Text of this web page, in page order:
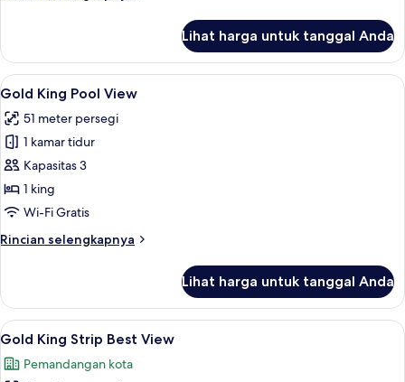
Bleau
Two
Queen
Great
View
Lihat harga untuk tanggal Anda
Lihat
semua
foto
untuk
Gold
King
Pool
Seprai katun Mesir, seprai premium,
5
Gold King Pool View
51 meter persegi
1 kamar tidur
Kapasitas 3
1 king
Wi-Fi Gratis
Rincian selengkapnya
Rincian
Gold
King
Pool
Lihat harga untuk tanggal Anda
Lihat
semua
foto
Seprai katun Mesir, seprai premium,
5
Gold King Strip Best View
Pemandangan kota